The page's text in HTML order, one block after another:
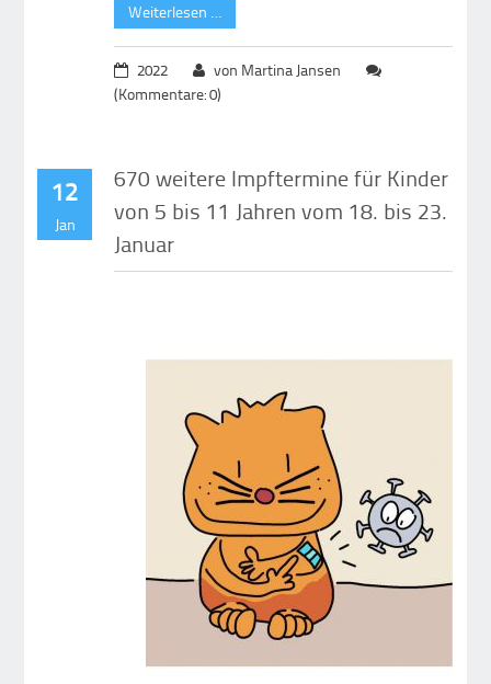
Weiterlesen …
2022
von Martina Jansen
(Kommentare: 0)
12
Jan
670 weitere Impftermine für Kinder
von 5 bis 11 Jahren vom 18. bis 23.
Januar